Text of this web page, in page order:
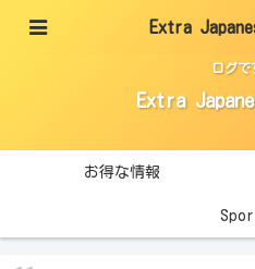
ログで
Extra
お得な情報
Extra